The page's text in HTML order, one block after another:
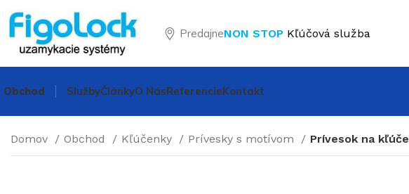
PredajneNON STOP Kľúčová služba
Obchod SlužbyČlánkyO NásReferencieKontakt
Domov Obchod Kľúčenky Prívesky s motívom Prívesok na kľúče